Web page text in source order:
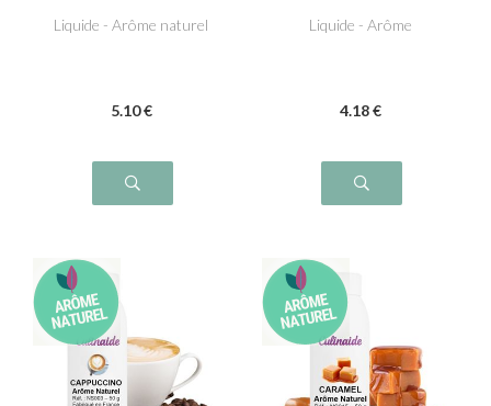
Liquide - Arôme naturel
5.10 €
Liquide - Arôme
4.18 €